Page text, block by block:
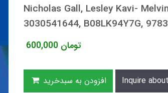
Nicholas Gall, Lesley Kavi-
3030541644, B08LK94Y7G,
600,000 تومان
افزودن به سبدخرید Inquire